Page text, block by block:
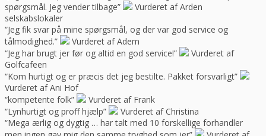
spørgsmål. Jeg vender tilbage”
Vurderet af Arden
selskabslokaler
“Jeg fik svar på mine spørgsmål, og der var god service og
tålmodighed.”
Vurderet af Adem
“Jeg har brugt jer før og altid en god service!”
Vurderet af
Golfcafeen
“Kom hurtigt og er præcis det jeg bestilte. Pakket forsvarligt”
Vurderet af Ani Hof
“kompetente folk”
Vurderet af Frank
“Lynhurtigt og proff hjælp”
Vurderet af Christina
“Mega ærlig og dygtig … har talt med 10 forskellige forhandler